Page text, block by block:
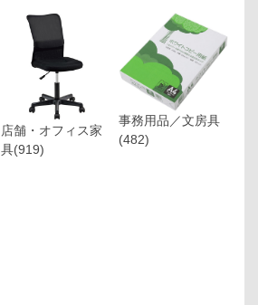
店舗・オフィス家
具(919)
事務用品／文房具
(482)